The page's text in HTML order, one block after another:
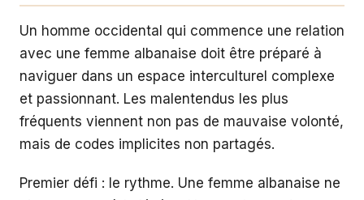
Un homme occidental qui commence une relation
avec une femme albanaise doit être préparé à
naviguer dans un espace interculturel complexe
et passionnant. Les malentendus les plus
fréquents viennent non pas de mauvaise volonté,
mais de codes implicites non partagés.
Premier défi : le rythme. Une femme albanaise ne